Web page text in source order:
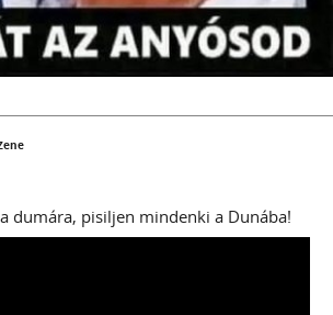
dumára, pisiljen mindenki a Dunába!